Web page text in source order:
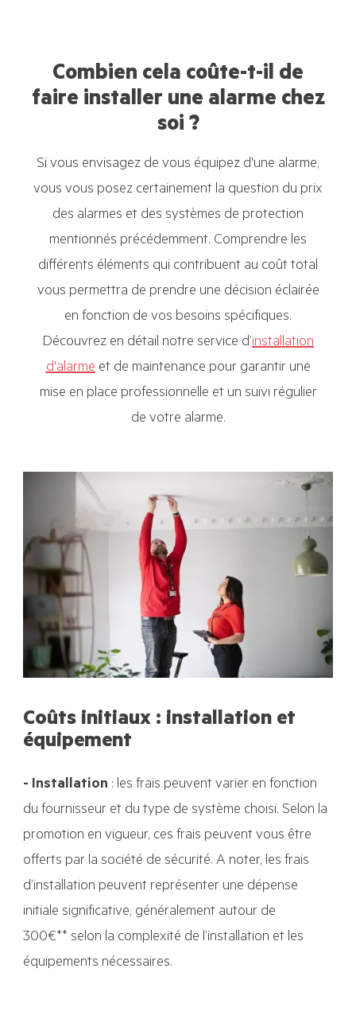
Combien cela coûte-t-il de
faire installer une alarme chez
soi ?
Si vous envisagez de vous équipez d'une alarme,
vous vous posez certainement la question du prix
des alarmes et des systèmes de protection
mentionnés précédemment. Comprendre les
différents éléments qui contribuent au coût total
vous permettra de prendre une décision éclairée
en fonction de vos besoins spécifiques.
Découvrez en détail notre service d’installation
d'alarmeet de maintenance pour garantir une
mise en place professionnelle et un suivi régulier
de votre alarme.
Coûts initiaux : installation et
équipement
- Installation : les frais peuvent varier en fonction
du fournisseur et du type de système choisi. Selon la
promotion en vigueur, ces frais peuvent vous être
offerts par la société de sécurité. A noter, les frais
d’installation peuvent représenter une dépense
initiale significative, généralement autour de
300€** selon la complexité de l’installation et les
équipements nécessaires.